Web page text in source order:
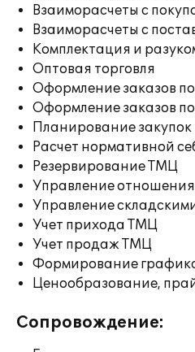
Взаиморасчеты с
Взаиморасчеты с
Комплектация и
Оптовая торговля
Оформление заказов
Оформление заказов
Планирование закупок
Расчет нормативной
Резервирование ТМЦ
Управление
Управление
Учет прихода ТМЦ
Учет продаж ТМЦ
Формирование
Ценообразование,
Сопровождение: